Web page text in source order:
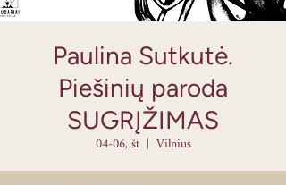
Paulina Sutkutė.
Piešinių paroda
SUGRĮŽIMAS
04-06, št
  |
Vilnius